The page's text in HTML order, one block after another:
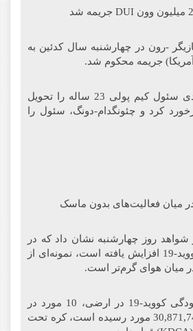
-رون در چهارشنبه سال کدئین به
شاهراه شریانی کلیدی سئول کیم پولی 23 ساله را تحویل
کرد و چئونگدام-دونگ، سئول را
روز چهارشنبه نشان داد که در
کره، موارد ابتلا به کووید-19 افزایش یافته است، نمونه‌ای از
میان هوای گرم‌تر است.
کره 14,465 مورد آلودگی کووید-19 در ارضی، 10 مورد در
خارج از کشور، به 30,871,740 مورد رسیده است، کره تحت